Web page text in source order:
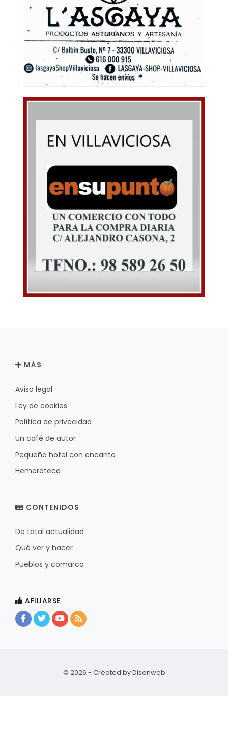
MÁS
Aviso legal
Ley de cookies
Política de privacidad
Un café de autor
Pequeño hotel con encanto
Hemeroteca
CONTENIDOS
De total actualidad
Qué ver y hacer
Pueblos y comarca
AFILIARSE
© 2026 - Created byDisanweb